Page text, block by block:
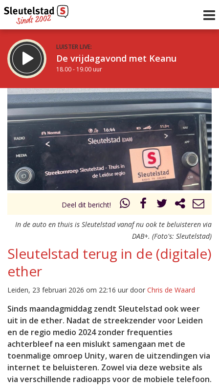
LUISTER LIVE:
De vrijdagavond met Keanu
18.00 - 19.00 uur
STRAKS:
De Vrijdagavond met Gijs
19.00 - 21.00 uur
Vorig uur
uur 1 van 0 Volgend uur
Deel dit bericht!
In de auto en thuis is Sleutelstad vanaf nu ook te beluisteren via
DAB+. (Foto's: Sleutelstad)
Sleutelstad terug in de (digitale)
ether
Leiden, 23 februari 2026 om 22:16 uur door Chris de Waard
Sinds maandagmiddag zendt Sleutelstad ook weer
uit in de ether. Nadat de streekzender voor Leiden
en de regio medio 2024 zonder frequenties
achterbleef na een mislukt samengaan met de
toenmalige omroep Unity, waren de uitzendingen via
internet te beluisteren. Zowel via deze website als
via verschillende radioapps voor de mobiele telefoon.